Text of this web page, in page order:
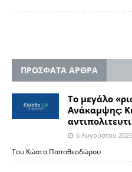
ΠΡΟΣΦΑΤΑ ΑΡΘΡΑ
Το μεγάλο
Ανάκαμψης:
6 Αυγούστου 2026
Του Κώστα Παπαθεοδώρου